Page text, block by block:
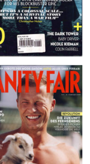
FAIR – Nr. 7 –
8. Februar 2007